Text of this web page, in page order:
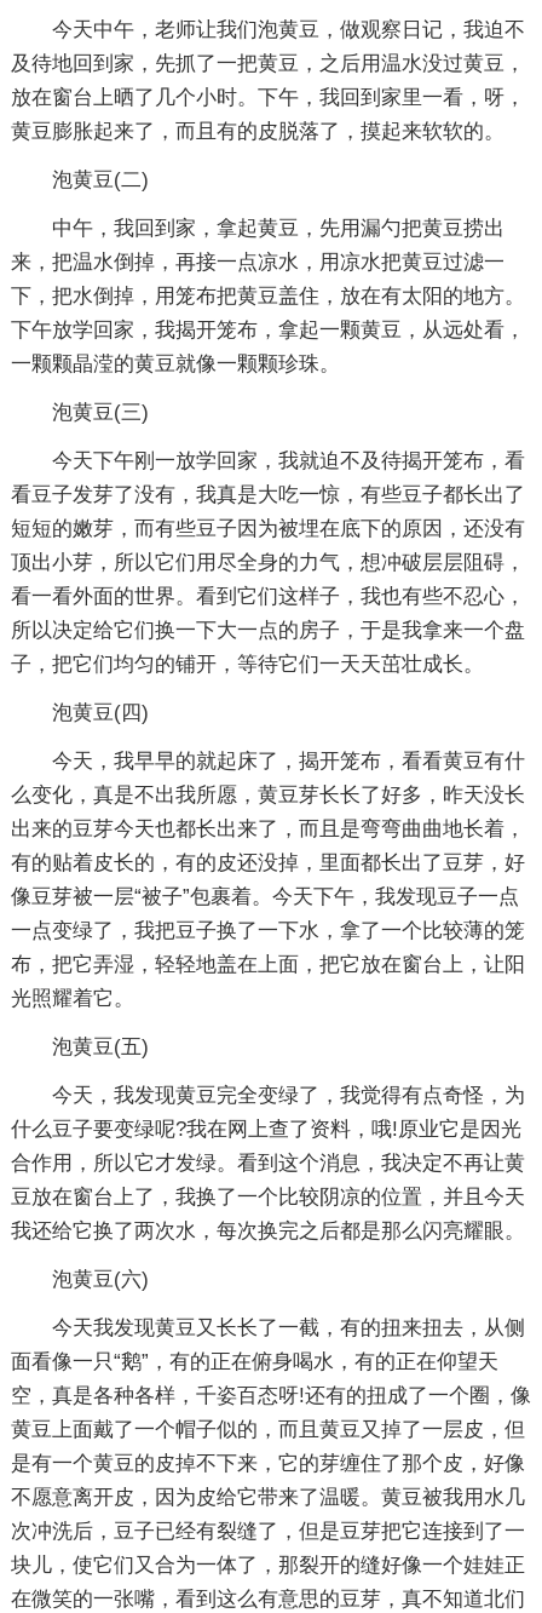
今天中午，老师让我们泡黄豆，做观察日记，我迫不
及待地回到家，先抓了一把黄豆，之后用温水没过黄豆，
放在窗台上晒了几个小时。下午，我回到家里一看，呀，
黄豆膨胀起来了，而且有的皮脱落了，摸起来软软的。
泡黄豆(二)
中午，我回到家，拿起黄豆，先用漏勺把黄豆捞出
来，把温水倒掉，再接一点凉水，用凉水把黄豆过滤一
下，把水倒掉，用笼布把黄豆盖住，放在有太阳的地方。
下午放学回家，我揭开笼布，拿起一颗黄豆，从远处看，
一颗颗晶滢的黄豆就像一颗颗珍珠。
泡黄豆(三)
今天下午刚一放学回家，我就迫不及待揭开笼布，看
看豆子发芽了没有，我真是大吃一惊，有些豆子都长出了
短短的嫩芽，而有些豆子因为被埋在底下的原因，还没有
顶出小芽，所以它们用尽全身的力气，想冲破层层阻碍，
看一看外面的世界。看到它们这样子，我也有些不忍心，
所以决定给它们换一下大一点的房子，于是我拿来一个盘
子，把它们均匀的铺开，等待它们一天天茁壮成长。
泡黄豆(四)
今天，我早早的就起床了，揭开笼布，看看黄豆有什
么变化，真是不出我所愿，黄豆芽长长了好多，昨天没长
出来的豆芽今天也都长出来了，而且是弯弯曲曲地长着，
有的贴着皮长的，有的皮还没掉，里面都长出了豆芽，好
像豆芽被一层“被子”包裹着。今天下午，我发现豆子一点
一点变绿了，我把豆子换了一下水，拿了一个比较薄的笼
布，把它弄湿，轻轻地盖在上面，把它放在窗台上，让阳
光照耀着它。
泡黄豆(五)
今天，我发现黄豆完全变绿了，我觉得有点奇怪，为
什么豆子要变绿呢?我在网上查了资料，哦!原业它是因光
合作用，所以它才发绿。看到这个消息，我决定不再让黄
豆放在窗台上了，我换了一个比较阴凉的位置，并且今天
我还给它换了两次水，每次换完之后都是那么闪亮耀眼。
泡黄豆(六)
今天我发现黄豆又长长了一截，有的扭来扭去，从侧
面看像一只“鹅”，有的正在俯身喝水，有的正在仰望天
空，真是各种各样，千姿百态呀!还有的扭成了一个圈，像
黄豆上面戴了一个帽子似的，而且黄豆又掉了一层皮，但
是有一个黄豆的皮掉不下来，它的芽缠住了那个皮，好像
不愿意离开皮，因为皮给它带来了温暖。黄豆被我用水几
次冲洗后，豆子已经有裂缝了，但是豆芽把它连接到了一
块儿，使它们又合为一体了，那裂开的缝好像一个娃娃正
在微笑的一张嘴，看到这么有意思的豆芽，真不知道北们